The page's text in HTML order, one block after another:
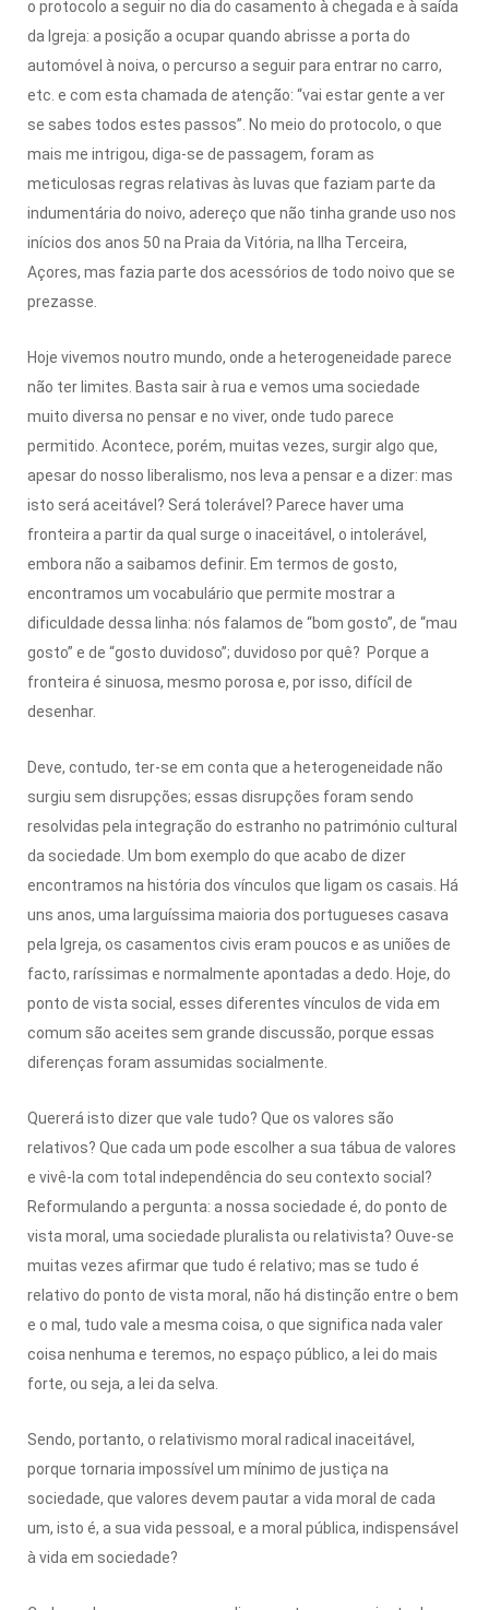
o protocolo a seguir no dia do casamento à chegada e à saída
da Igreja: a posição a ocupar quando abrisse a porta do
automóvel à noiva, o percurso a seguir para entrar no carro,
etc. e com esta chamada de atenção: “vai estar gente a ver
se sabes todos estes passos”. No meio do protocolo, o que
mais me intrigou, diga-se de passagem, foram as
meticulosas regras relativas às luvas que faziam parte da
indumentária do noivo, adereço que não tinha grande uso nos
inícios dos anos 50 na Praia da Vitória, na Ilha Terceira,
Açores, mas fazia parte dos acessórios de todo noivo que se
prezasse.
Hoje vivemos noutro mundo, onde a heterogeneidade parece
não ter limites. Basta sair à rua e vemos uma sociedade
muito diversa no pensar e no viver, onde tudo parece
permitido. Acontece, porém, muitas vezes, surgir algo que,
apesar do nosso liberalismo, nos leva a pensar e a dizer: mas
isto será aceitável? Será tolerável? Parece haver uma
fronteira a partir da qual surge o inaceitável, o intolerável,
embora não a saibamos definir. Em termos de gosto,
encontramos um vocabulário que permite mostrar a
dificuldade dessa linha: nós falamos de “bom gosto”, de “mau
gosto” e de “gosto duvidoso”; duvidoso por quê? Porque a
fronteira é sinuosa, mesmo porosa e, por isso, difícil de
desenhar.
Deve, contudo, ter-se em conta que a heterogeneidade não
surgiu sem disrupções; essas disrupções foram sendo
resolvidas pela integração do estranho no património cultural
da sociedade. Um bom exemplo do que acabo de dizer
encontramos na história dos vínculos que ligam os casais. Há
uns anos, uma larguíssima maioria dos portugueses casava
pela Igreja, os casamentos civis eram poucos e as uniões de
facto, raríssimas e normalmente apontadas a dedo. Hoje, do
ponto de vista social, esses diferentes vínculos de vida em
comum são aceites sem grande discussão, porque essas
diferenças foram assumidas socialmente.
Quererá isto dizer que vale tudo? Que os valores são
relativos? Que cada um pode escolher a sua tábua de valores
e vivê-la com total independência do seu contexto social?
Reformulando a pergunta: a nossa sociedade é, do ponto de
vista moral, uma sociedade pluralista ou relativista? Ouve-se
muitas vezes afirmar que tudo é relativo; mas se tudo é
relativo do ponto de vista moral, não há distinção entre o bem
e o mal, tudo vale a mesma coisa, o que significa nada valer
coisa nenhuma e teremos, no espaço público, a lei do mais
forte, ou seja, a lei da selva.
Sendo, portanto, o relativismo moral radical inaceitável,
porque tornaria impossível um mínimo de justiça na
sociedade, que valores devem pautar a vida moral de cada
um, isto é, a sua vida pessoal, e a moral pública, indispensável
à vida em sociedade?